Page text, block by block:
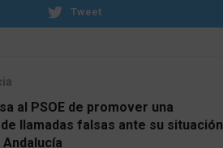
Tweet
al PSOE de promover una
llamadas falsas ante su situación